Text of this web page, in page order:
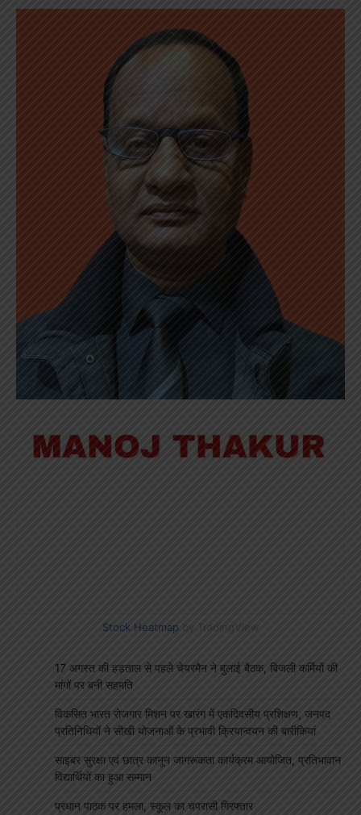
Stock Heatmap by TradingView
17 अगस्त की हड़ताल से पहले चेयरमैन ने बुलाई बैठक, बिजली कर्मियों की
मांगों पर बनी सहमति
विकसित भारत रोजगार मिशन पर खारंग में एकदिवसीय प्रशिक्षण, जनपद
प्रतिनिधियों ने सीखी योजनाओं के प्रभावी क्रियान्वयन की बारीकियां
साइबर सुरक्षा एवं छात्र कानून जागरूकता कार्यक्रम आयोजित, प्रतिभावान
विद्यार्थियों का हुआ सम्मान
प्रधान पाठक पर हमला, स्कूल का चपरासी गिरफ्तार